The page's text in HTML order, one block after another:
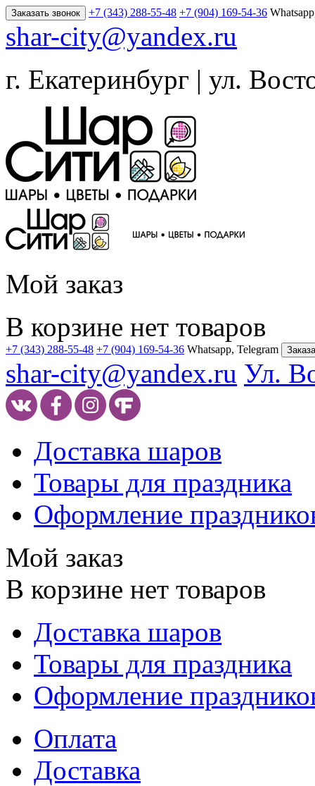
Заказать звонок +7 (343) 288-55-48 +7 (904) 169-54-36
shar-city@yandex.ru
г. Екатеринбург | ул.
Мой заказ
В корзине нет товаров
+7 (343) 288-55-48 +7 (904) 169-54-36 Whatsapp, Telegram
shar-city@yandex.ru Ул.
Доставка шаров
Товары для праздника
Оформление
Мой заказ
В корзине нет товаров
Доставка шаров
Товары для праздника
Оформление
Оплата
Доставка